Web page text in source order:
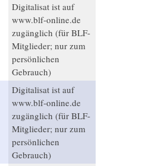
Digitalisat ist auf
www.blf-online.de
zugänglich (für BLF-
Mitglieder; nur zum
persönlichen
Gebrauch)
Digitalisat ist auf
www.blf-online.de
zugänglich (für BLF-
Mitglieder; nur zum
persönlichen
Gebrauch)